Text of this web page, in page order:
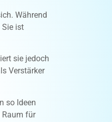
Während
Sie ist
sie jedoch
Verstärker
so Ideen
Raum für